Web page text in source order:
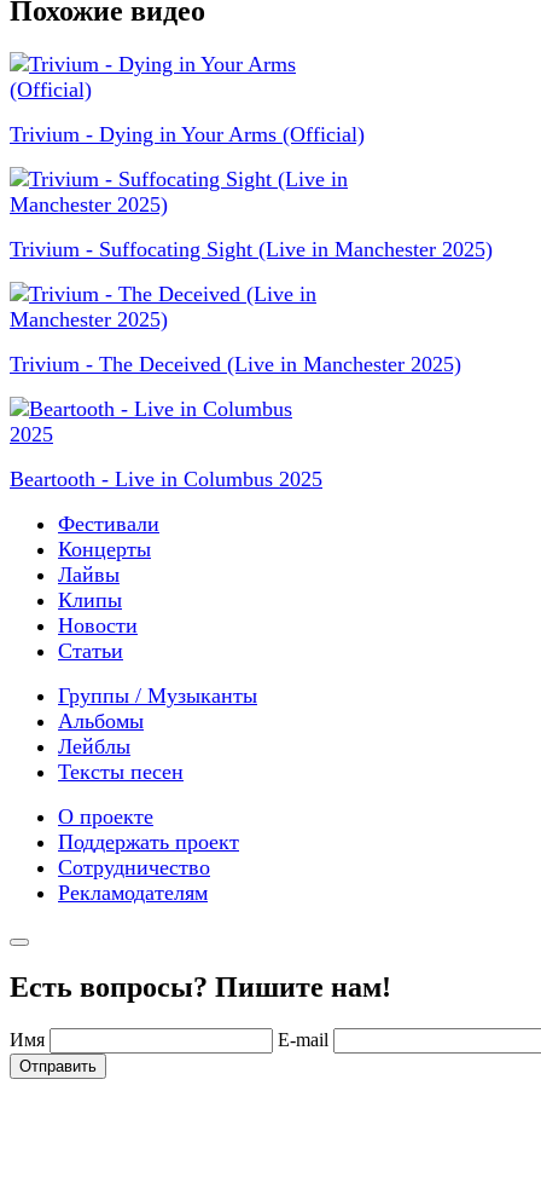
Похожие видео
Trivium - Dying in Your Arms (Official)
Trivium - Suffocating Sight (Live in Manchester 2025)
Trivium - The Deceived (Live in Manchester 2025)
Beartooth - Live in Columbus 2025
Фестивали
Концерты
Лайвы
Клипы
Новости
Статьи
Группы / Музыканты
Альбомы
Лейблы
Тексты песен
О проекте
Поддержать проект
Сотрудничество
Рекламодателям
Есть вопросы? Пишите нам!
Имя E-mail